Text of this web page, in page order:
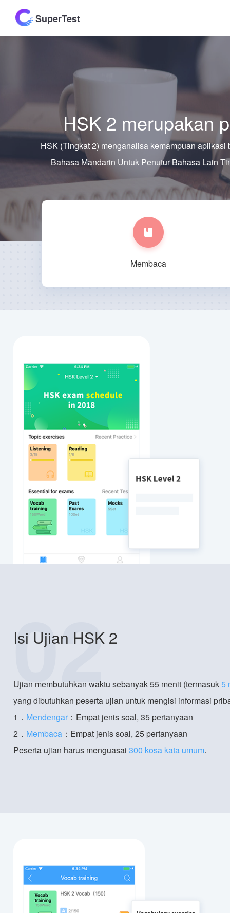
SuperTest
HSK 2 merupakan
HSK (Tingkat 2) menganalisa kemampuan
Bahasa Mandarin Untuk Penutur Bahasa Lain
Membaca
02
Isi Ujian HSK 2
Ujian membutuhkan waktu sebanyak 55 menit (termasuk5
yang dibutuhkan peserta ujian untuk mengisi informasi
1． Mendengar ：Empat jenis soal, 35 pertanyaan
2． Membaca ：Empat jenis soal, 25 pertanyaan
Peserta ujian harus menguasai 300 kosa kata umum.